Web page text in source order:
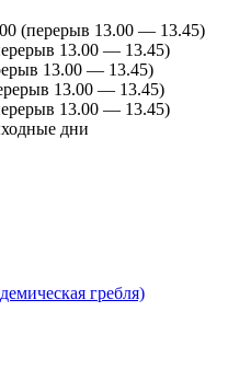
(перерыв 13.00 — 13.45)
13.00 — 13.45)
13.00 — 13.45)
13.00 — 13.45)
13.00 — 13.45)
дни
гребля)